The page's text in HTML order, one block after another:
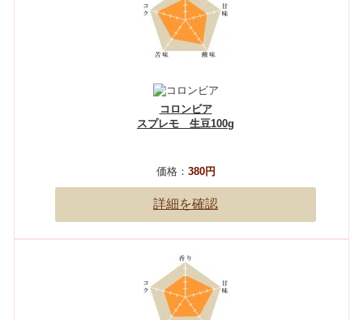
コロンビア
スプレモ 生豆100g
価格： 380円
詳細を確認